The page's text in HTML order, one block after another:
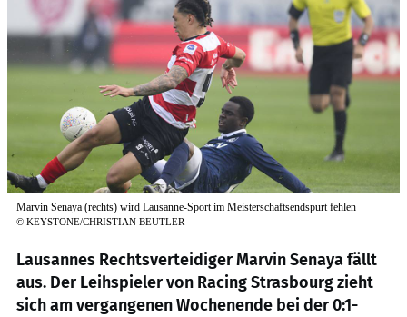
Marvin Senaya (rechts) wird Lausanne-Sport im Meisterschaftsendspurt fehlen
© KEYSTONE/CHRISTIAN BEUTLER
Lausannes Rechtsverteidiger Marvin Senaya fällt
aus. Der Leihspieler von Racing Strasbourg zieht
sich am vergangenen Wochenende bei der 0:1-